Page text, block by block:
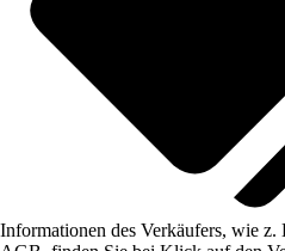
Informationen des Verkäufers, wie